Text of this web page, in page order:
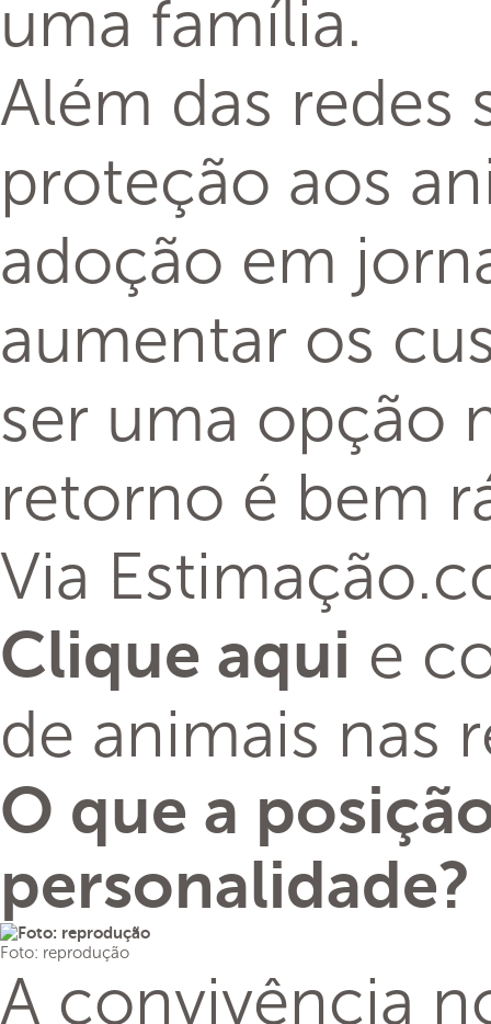
uma família.
Além das redes
proteção aos
adoção em
aumentar os
ser uma opção
retorno é bem
Via
Clique aqui e
de animais nas
O que a
personalidade?
Foto: reprodução
A convivência